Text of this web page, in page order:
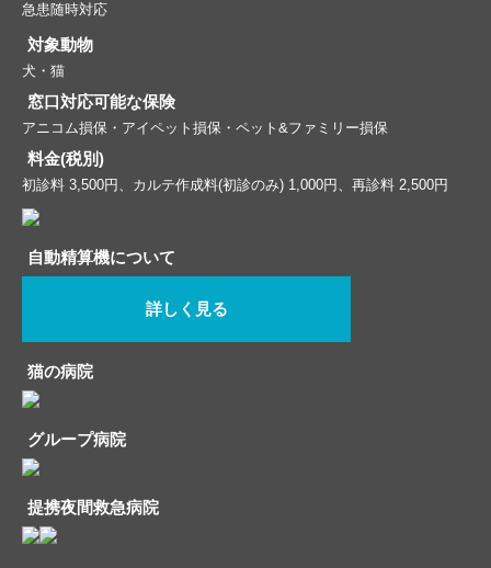
急患随時対応
対象動物
犬・猫
窓口対応可能な保険
アニコム損保・アイペット損保・ペット&ファミリー損保
料金(税別)
初診料 3,500円、カルテ作成料(初診のみ) 1,000円、再診料 2,500円
自動精算機について
詳しく見る
猫の病院
グループ病院
提携夜間救急病院